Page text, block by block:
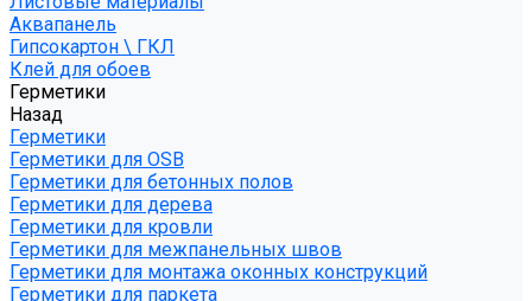
Аквапанель
Гипсокартон \ ГКЛ
Клей для обоев
Герметики
Назад
Герметики
Герметики для OSB
Герметики для бетонных полов
Герметики для дерева
Герметики для кровли
Герметики для межпанельных швов
Герметики для монтажа оконных конструкций
Герметики для паркета